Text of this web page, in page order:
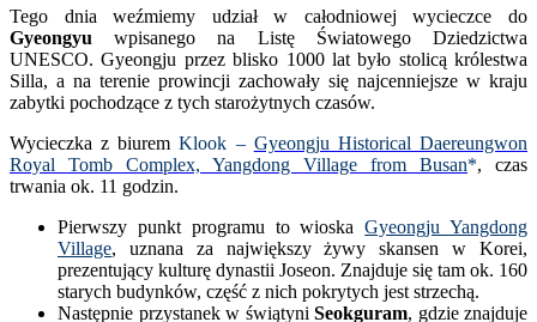
Tego dnia weźmiemy udział w całodniowej wycieczce do
Gyeongyu wpisanego na Listę Światowego Dziedzictwa
UNESCO. Gyeongju przez blisko 1000 lat było stolicą królestwa
Silla, a na terenie prowincji zachowały się najcenniejsze w kraju
zabytki pochodzące z tych starożytnych czasów.
Wycieczka z biuremKlook – Gyeongju Historical Daereungwon
Royal Tomb Complex, Yangdong Village from Busan*, czas
trwania ok. 11 godzin.
Pierwszy punkt programu to wioskaGyeongju Yangdong
Village, uznana za największy żywy skansen w Korei,
prezentujący kulturę dynastii Joseon. Znajduje się tam ok. 160
starych budynków, część z nich pokrytych jest strzechą.
Następnie przystanek w świątyni Seokguram, gdzie znajduje